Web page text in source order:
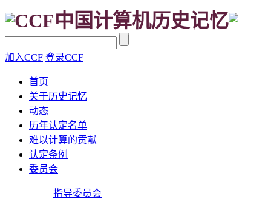
CCF中国计算机历史记忆
加入CCF 登录CCF
首页
关于历史记忆
动态
历年认定名单
难以计算的贡献
认定条例
委员会
指导委员会